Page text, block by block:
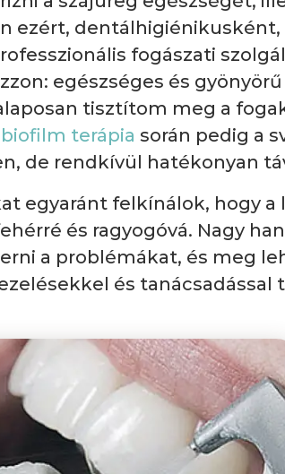
ezért,
fogászati
egészséges és
tisztítom meg a
terápia során pedig a
de rendkívül hatékonyan
egyaránt felkínálok, hogy
és ragyogóvá. Nagy
a problémákat, és meg
és